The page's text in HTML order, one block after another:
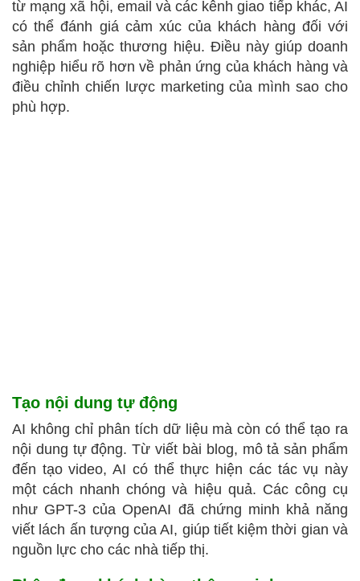
từ mạng xã hội, email và các kênh giao tiếp khác, AI
có thể đánh giá cảm xúc của khách hàng đối với
sản phẩm hoặc thương hiệu. Điều này giúp doanh
nghiệp hiểu rõ hơn về phản ứng của khách hàng và
điều chỉnh chiến lược marketing của mình sao cho
phù hợp.
Tạo nội dung tự động
AI không chỉ phân tích dữ liệu mà còn có thể tạo ra
nội dung tự động. Từ viết bài blog, mô tả sản phẩm
đến tạo video, AI có thể thực hiện các tác vụ này
một cách nhanh chóng và hiệu quả. Các công cụ
như GPT-3 của OpenAI đã chứng minh khả năng
viết lách ấn tượng của AI, giúp tiết kiệm thời gian và
nguồn lực cho các nhà tiếp thị.